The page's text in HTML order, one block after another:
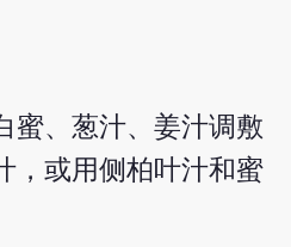
蜜、葱汁、姜汁调敷
，或用侧柏叶汁和蜜